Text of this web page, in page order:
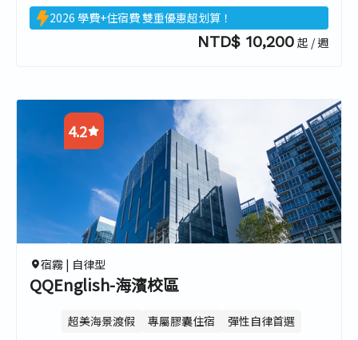
2026 學費+住宿費 雙重優惠超划算！
NTD$ 10,200 起 / 週
4.2
4.3
4.3
3.6
4.4
宿霧 | 自律型
QQEnglish-海濱校區
超美海景渡假 專屬膠囊住宿 彈性自律首選